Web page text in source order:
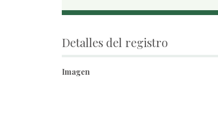
Detalles del registro
Imagen